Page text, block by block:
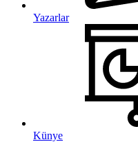
Yazarlar
Künye